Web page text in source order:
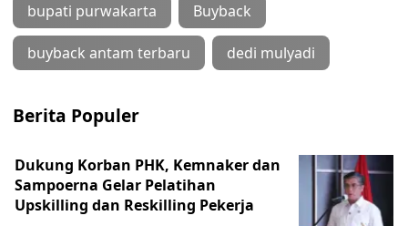
bupati purwakarta Buyback
buyback antam terbaru dedi mulyadi
Berita Populer
Dukung Korban PHK, Kemnaker dan
Sampoerna Gelar Pelatihan
Upskilling dan Reskilling Pekerja